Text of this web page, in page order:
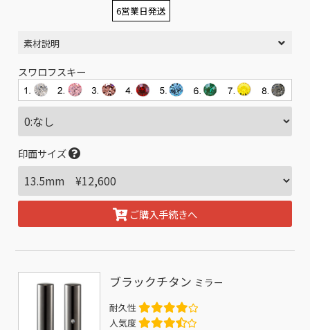
6営業日発送
素材説明
スワロフスキー
印面サイズ
ご購入手続きへ
ブラックチタン ミラー
耐久性
人気度